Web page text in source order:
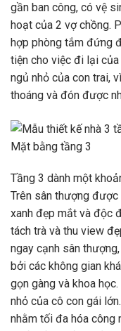
gần ban công, có vệ
hoạt của 2 vợ chồng.
hợp phòng tắm đứng
tiện cho việc đi lại
ngủ nhỏ của con trai,
thoáng và đón được
Mặt bằng tầng 3
Tầng 3 dành một
Trên sân thượng
xanh đẹp mắt và độc
tách trà và thu view
ngay cạnh sân
bởi các không gian
gọn gàng và khoa
nhỏ của cô con gái
nhằm tối đa hóa công